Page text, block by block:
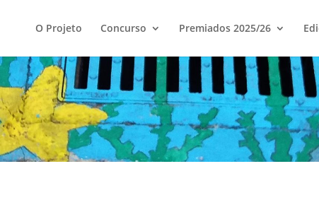
O Projeto Concurso Premiados 2025/26